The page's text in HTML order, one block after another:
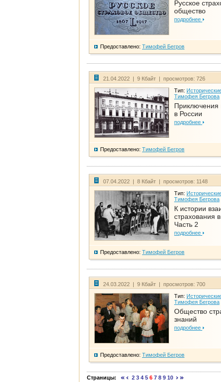
Русское
общество
подробнее
Предоставлено: Тимофей Бегров
21.04.2022 | 9 Кбайт | просмотров: 726
Тип:
Тимофея Бегрова
Приключения
в России
подробнее
Предоставлено: Тимофей Бегров
07.04.2022 | 8 Кбайт | просмотров: 1148
Тип:
Тимофея Бегрова
К истории
страхования
Часть 2
подробнее
Предоставлено: Тимофей Бегров
24.03.2022 | 9 Кбайт | просмотров: 700
Тип:
Тимофея Бегрова
Общество
знаний
подробнее
Предоставлено: Тимофей Бегров
Страницы: 2 3 4 5 6 7 8 9 10